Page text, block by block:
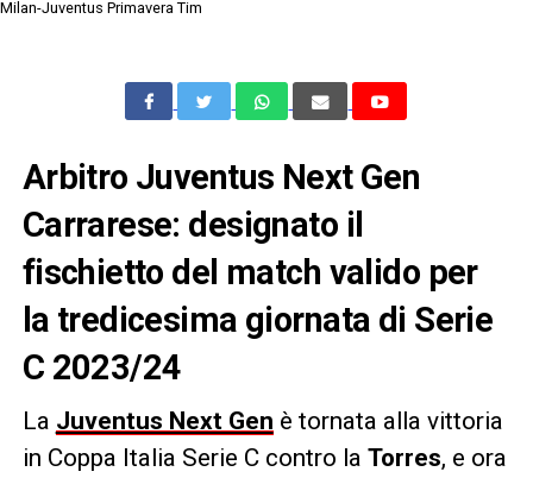
Milan-Juventus Primavera Tim
Arbitro Juventus Next Gen
Carrarese: designato il
fischietto del match valido per
la tredicesima giornata di Serie
C 2023/24
La Juventus Next Gen è tornata alla vittoria
in Coppa Italia Serie C contro la Torres, e ora